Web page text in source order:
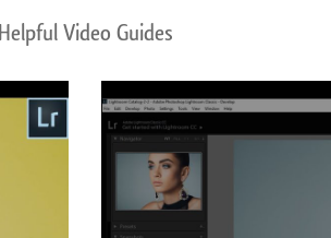
Helpful Video Guides